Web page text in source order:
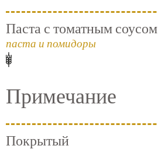
Паста с томатным соусом
паста и помидоры
Примечание
Покрытый